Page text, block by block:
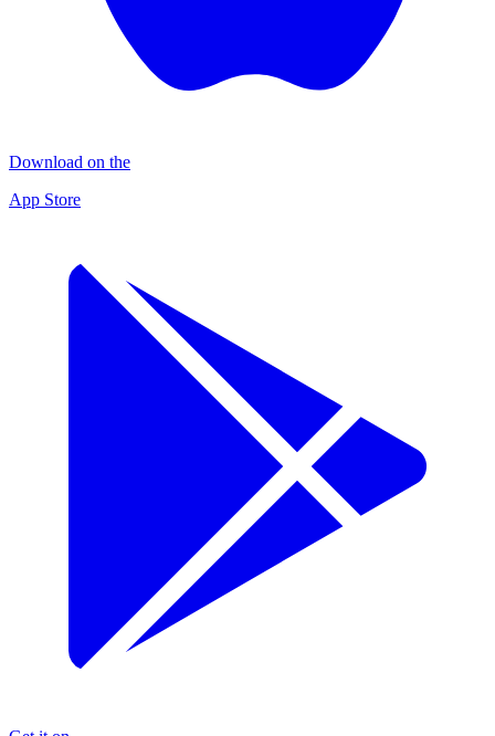
Download on the
App Store